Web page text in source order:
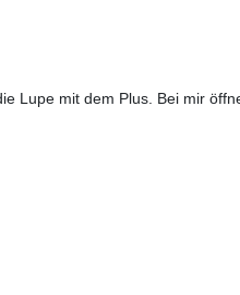
Lupe mit dem Plus. Bei mir